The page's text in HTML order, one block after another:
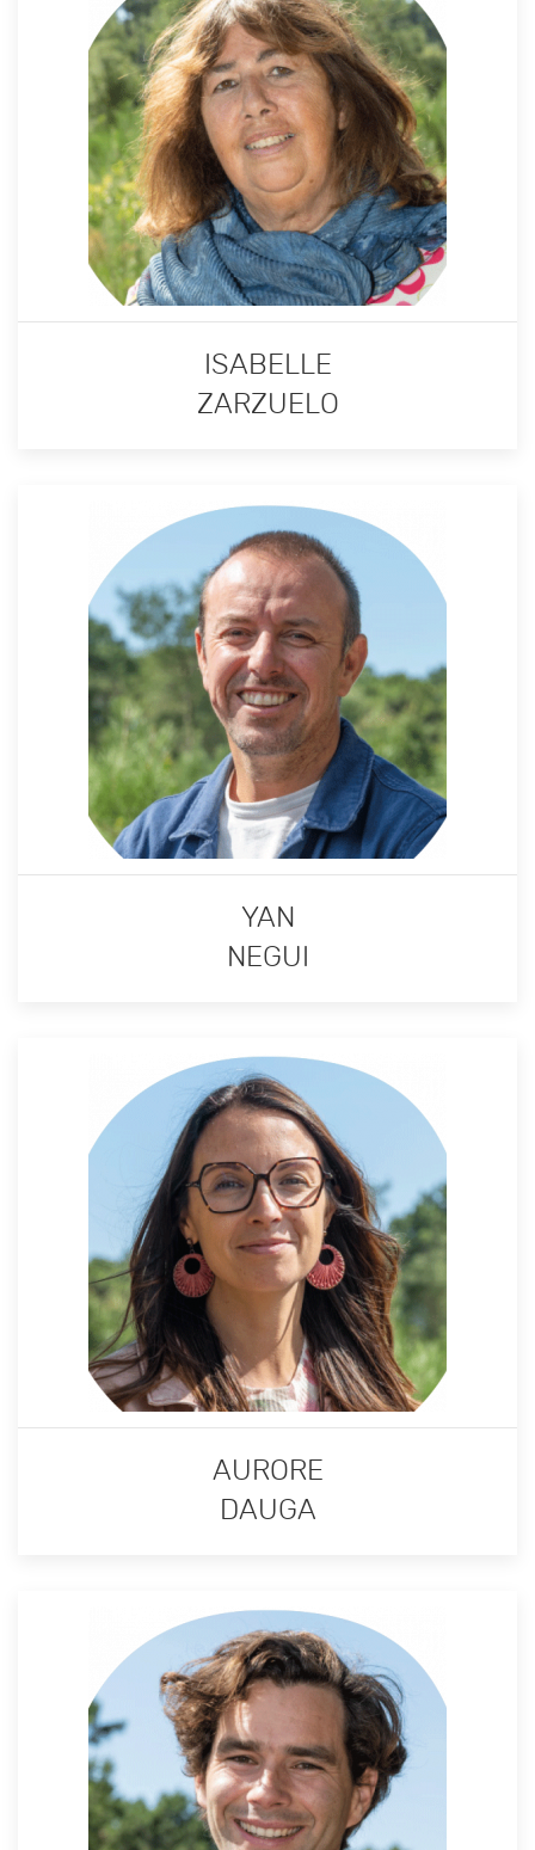
ISABELLE
ZARZUELO
YAN
NEGUI
AURORE
DAUGA